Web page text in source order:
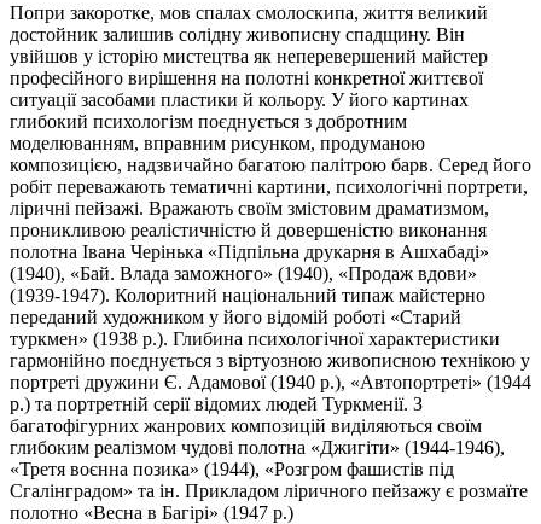
Попри закоротке, мов спалах смолоскипа, життя великий
достойник залишив солідну живописну спадщину. Він
увійшов у історію мистецтва як неперевершений майстер
професійного вирішення на полотні конкретної життєвої
ситуації засобами пластики й кольору. У його картинах
глибокий психологізм поєднується з добротним
моделюванням, вправним рисунком, продуманою
композицією, надзвичайно багатою палітрою барв. Серед його
робіт переважають тематичні картини, психологічні портрети,
ліричні пейзажі. Вражають своїм змістовим драматизмом,
проникливою реалістичністю й довершеністю виконання
полотна Івана Черінька «Підпільна друкарня в Ашхабаді»
(1940), «Бай. Влада заможного» (1940), «Продаж вдови»
(1939-1947). Колоритний національний типаж майстерно
переданий художником у його відомій роботі «Старий
туркмен» (1938 р.). Глибина психологічної характеристики
гармонійно поєднується з віртуозною живописною технікою у
портреті дружини Є. Адамової (1940 р.), «Автопортреті» (1944
р.) та портретній серії відомих людей Туркменії. З
багатофігурних жанрових композицій виділяються своїм
глибоким реалізмом чудові полотна «Джигіти» (1944-1946),
«Третя воєнна позика» (1944), «Розгром фашистів під
Сгалінградом» та ін. Прикладом ліричного пейзажу є розмаїте
полотно «Весна в Багірі» (1947 р.)